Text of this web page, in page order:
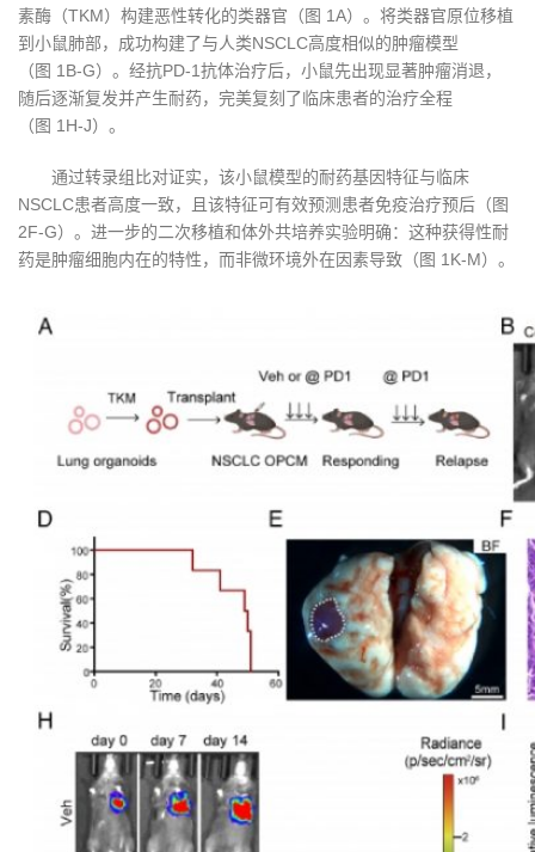
素酶（TKM）构建恶性转化的类器官（图 1A）。将类器官原位移植
到小鼠肺部，成功构建了与人类NSCLC高度相似的肿瘤模型
（图 1B-G）。经抗PD-1抗体治疗后，小鼠先出现显著肿瘤消退，
随后逐渐复发并产生耐药，完美复刻了临床患者的治疗全程
（图 1H-J）。
通过转录组比对证实，该小鼠模型的耐药基因特征与临床
NSCLC患者高度一致，且该特征可有效预测患者免疫治疗预后（图
2F-G）。进一步的二次移植和体外共培养实验明确：这种获得性耐
药是肿瘤细胞内在的特性，而非微环境外在因素导致（图 1K-M）。